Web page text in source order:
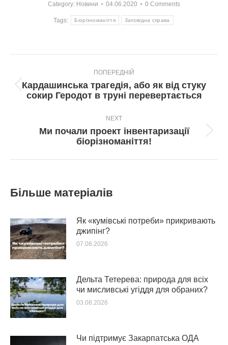
Category: Новини 04.06.2020 0 Comments
Tags: Біорізноманіття Заповідна справа
navigation
ПОПЕРЕДНІЙ
Попередній
пост:
Кардашинська трагедія, або як від стуку
сокир Геродот в труні перевертається
NEXT
Next
post:
Ми почали проект інвентаризації
біорізноманіття!
Більше матеріалів
Як «кумівські потреби» прикривають
джипінг?
07.08.2026
Дельта Тетерева: природа для всіх
чи мисливські угіддя для обраних?
03.08.2026
Чи підтримує Закарпатська ОДА